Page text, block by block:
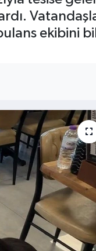
ekibini